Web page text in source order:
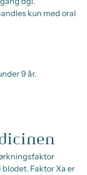
kun med oral
9 år.
Faktor Xa er